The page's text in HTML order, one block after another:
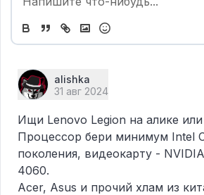
alishka
31 авг 2024
Ищи Lenovo Legion на алике или
Процессор бери минимум Intel
поколения, видеокарту -
4060.
​Acer, Asus и прочий хлам из